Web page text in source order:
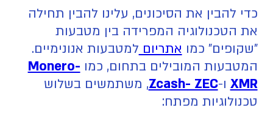
כדי להבין את הסיכונים, עלינו להבין תחילה
את הטכנולוגיה המפרידה בין מטבעות
"שקופים" כמו אתריום למטבעות אנונימיים.
המטבעות המובילים בתחום, כמו Monero-
XMR ו-Zcash- ZEC, משתמשים בשלוש
טכנולוגיות מפתח: